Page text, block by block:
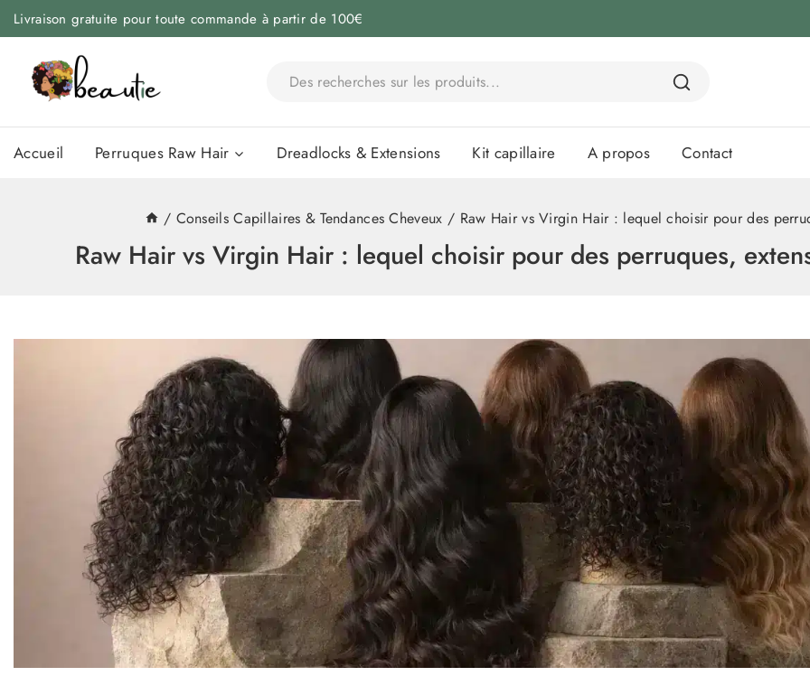
Livraison gratuite pour toute commande à partir de 100€
Accueil Perruques Raw Hair Dreadlocks & Extensions Kit capillaire A propos Contact
/ Conseils Capillaires & Tendances Cheveux / Raw Hair vs Virgin Hair : lequel choisir pour des
Raw Hair vs Virgin Hair : lequel choisir pour des perruques,